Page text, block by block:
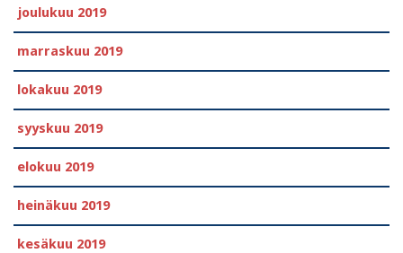
joulukuu 2019
marraskuu 2019
lokakuu 2019
syyskuu 2019
elokuu 2019
heinäkuu 2019
kesäkuu 2019